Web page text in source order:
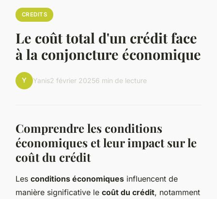
CREDITS
Le coût total d'un crédit face
à la conjoncture économique
Y Yanis2 février 20256 min de lecture
Comprendre les conditions
économiques et leur impact sur le
coût du crédit
Les conditions économiques influencent de
manière significative le coût du crédit, notamment